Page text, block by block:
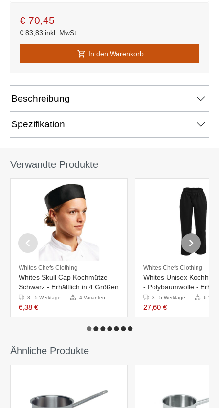
€ 70,45
€ 83,83 inkl. MwSt.
In den Warenkorb
Beschreibung
Spezifikation
Verwandte Produkte
Whites Chefs Clothing
Whites Skull Cap Kochmütze
Schwarz - Erhältlich in 4 Größen
3 - 5 Werktage 4 Varianten
6,38 €
Whites Chefs Clothing
Whites Unisex
- Polybaumwolle -
Größen
3 - 5 Werktage 6
27,60 €
Ähnliche Produkte